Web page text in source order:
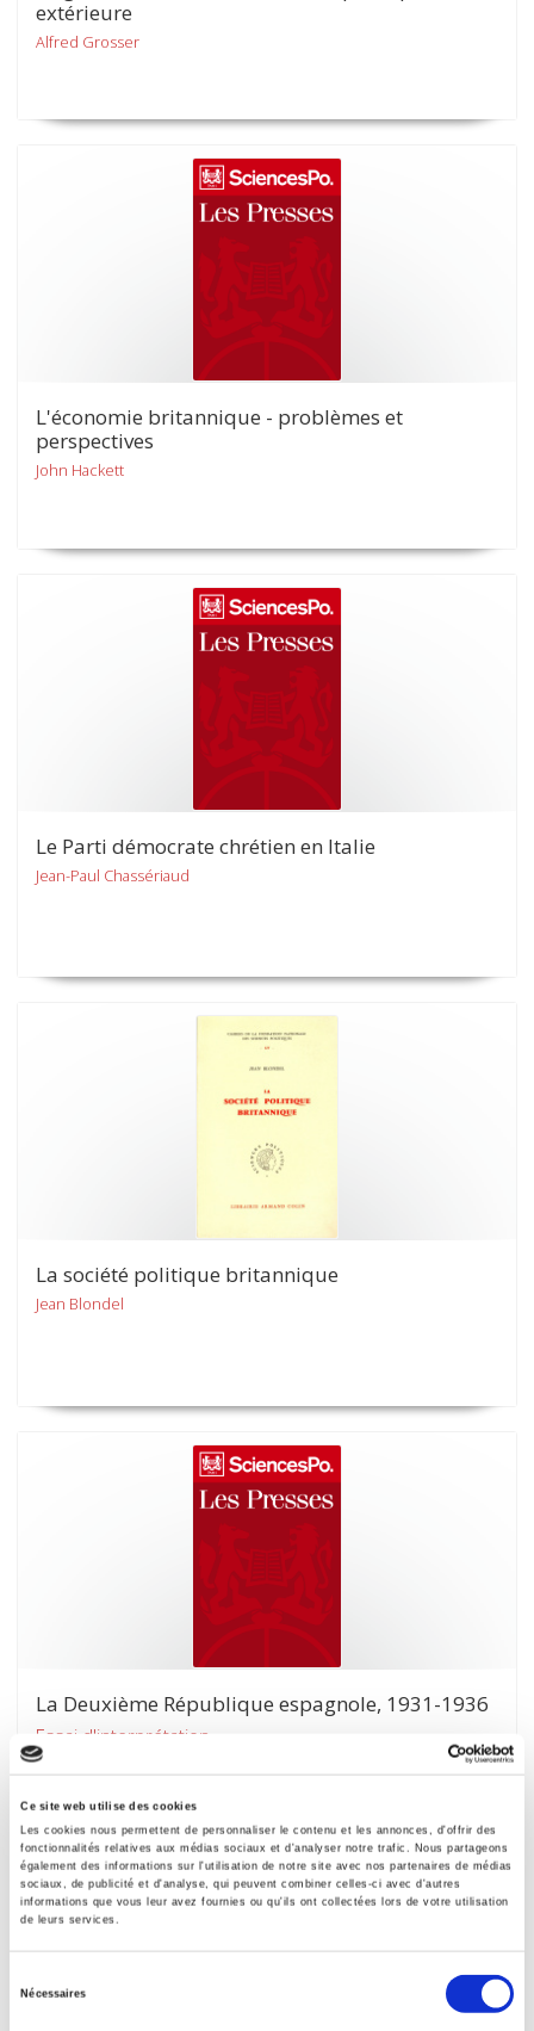
Ce site web utilise des cookies
Les cookies nous permettent de personnaliser le contenu et les annonces, d'offrir des
fonctionnalités relatives aux médias sociaux et d'analyser notre trafic. Nous partageons
également des informations sur l'utilisation de notre site avec nos partenaires de médias
sociaux, de publicité et d'analyse, qui peuvent combiner celles-ci avec d'autres
informations que vous leur avez fournies ou qu'ils ont collectées lors de votre utilisation
de leurs services.
Nécessaires
extérieure
Alfred Grosser
L'économie britannique - problèmes et
perspectives
John Hackett
Le Parti démocrate chrétien en Italie
Jean-Paul Chassériaud
La société politique britannique
Jean Blondel
La Deuxième République espagnole, 1931-1936
Essai d'interprétation
Jean Bécarud